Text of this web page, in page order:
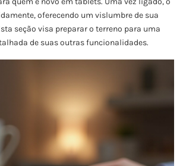
oferecendo um vislumbre de sua
seção visa preparar o terreno para uma
de suas outras funcionalidades.